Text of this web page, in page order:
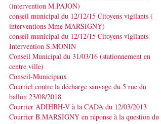
(intervention M.PAJON)
conseil municipal du 12/12/15 Citoyens vigilants (
interventions Mme MARSIGNY)
conseil municipal du 12/12/15 Citoyens vigilants
Intervention S.MONIN
Conseil Municipal du 31/03/16 (stationnement en
centre ville)
Conseil-Municipaux
Courriel contre la décharge sauvage du 5 rue du
ballon 23/08/2018
Courrier ADIHBH-V à la CADA du 12/03/2013
Courrier B.MARSIGNY en réponse à la question du